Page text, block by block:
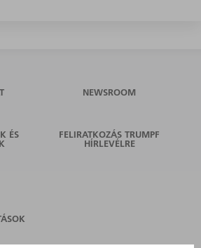
NEWSROOM
ÉS
FELIRATKOZÁS TRUMPF
HÍRLEVÉLRE